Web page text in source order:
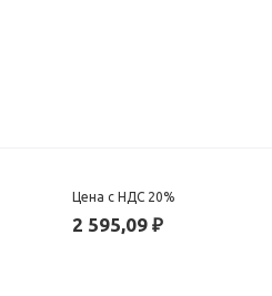
Цена с НДС 20%
2 595,09 ₽